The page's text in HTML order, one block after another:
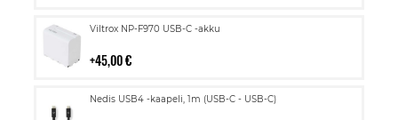
Viltrox NP-F970 USB-C -akku
45,00 €
Lisää
Nedis USB4 -kaapeli, 1m (USB-C - USB-C)
Lisää